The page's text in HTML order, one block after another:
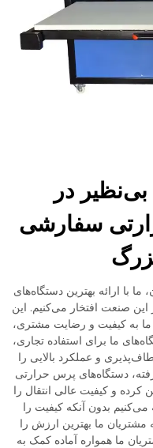
در
سفارشی
با ارائه بهترین دستگاه‌های
صنعت افتخار می‌کنیم. این
و تعهد ما به کیفیت و رضایت مشتری،
ما برای استفاده تجاری،
و عملکرد بالایی را
دستگاه‌های پرس حرارتی
و کیفیت عالی انتقال را
می‌کنیم بدون آنکه کیفیت را
ما بهترین ارزش را
ما همواره آماده کمک به